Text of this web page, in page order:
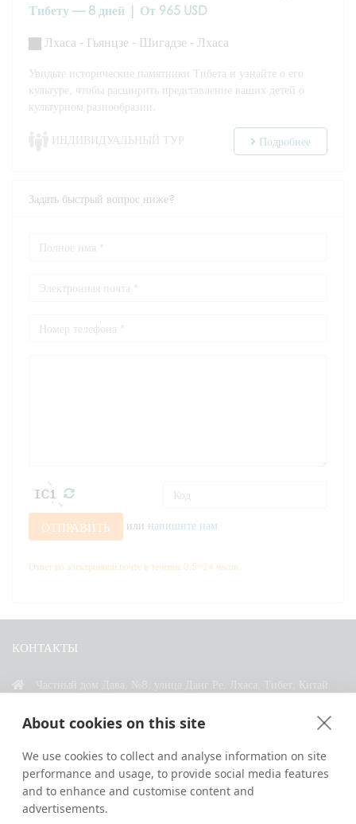
About cookies on this site
We use cookies to collect and analyse information on site
performance and usage, to provide social media features
and to enhance and customise content and
advertisements.
Тибету — 8 дней | От 965 USD
Лхаса - Гьянцзе - Шигадзе - Лхаса
Увидьте исторические памятники Тибета и узнайте о его
культуре, чтобы расширить представление ваших детей о
культурном разнообразии.
ИНДИВИДУАЛЬНЫЙ ТУР Подробнее
Задать быстрый вопрос ниже?
ОТПРАВИТЬ или напишите нам
Ответ по электронной почте в течение 0.5~24 часов.
КОНТАКТЫ
Частный дом Дава, №8, улица Данг Ре, Лхаса, Тибет, Китай
СВЯЗАТЬСЯ С НАМИ